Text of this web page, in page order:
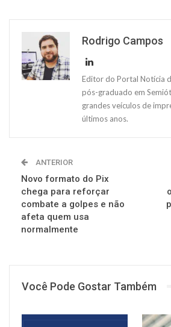
Rodrigo Campos
Editor do Portal Notícia
pós-graduado em
grandes veículos de
últimos anos.
ANTERIOR
Novo formato do Pix
chega para reforçar
combate a golpes e não
afeta quem usa
normalmente
Você Pode Gostar Também